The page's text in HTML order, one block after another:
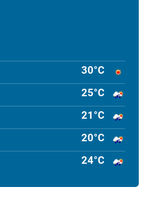
30°C
25°C
21°C
20°C
24°C